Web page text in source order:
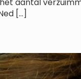
aantal
[…]